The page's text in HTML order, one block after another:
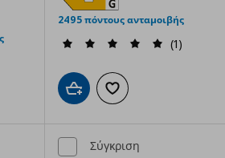
αγαπημένα
2495 πόντους ανταμοιβής
(1)
Προσθήκη στο καλάθι
Προσθήκη στα
Σύγκριση